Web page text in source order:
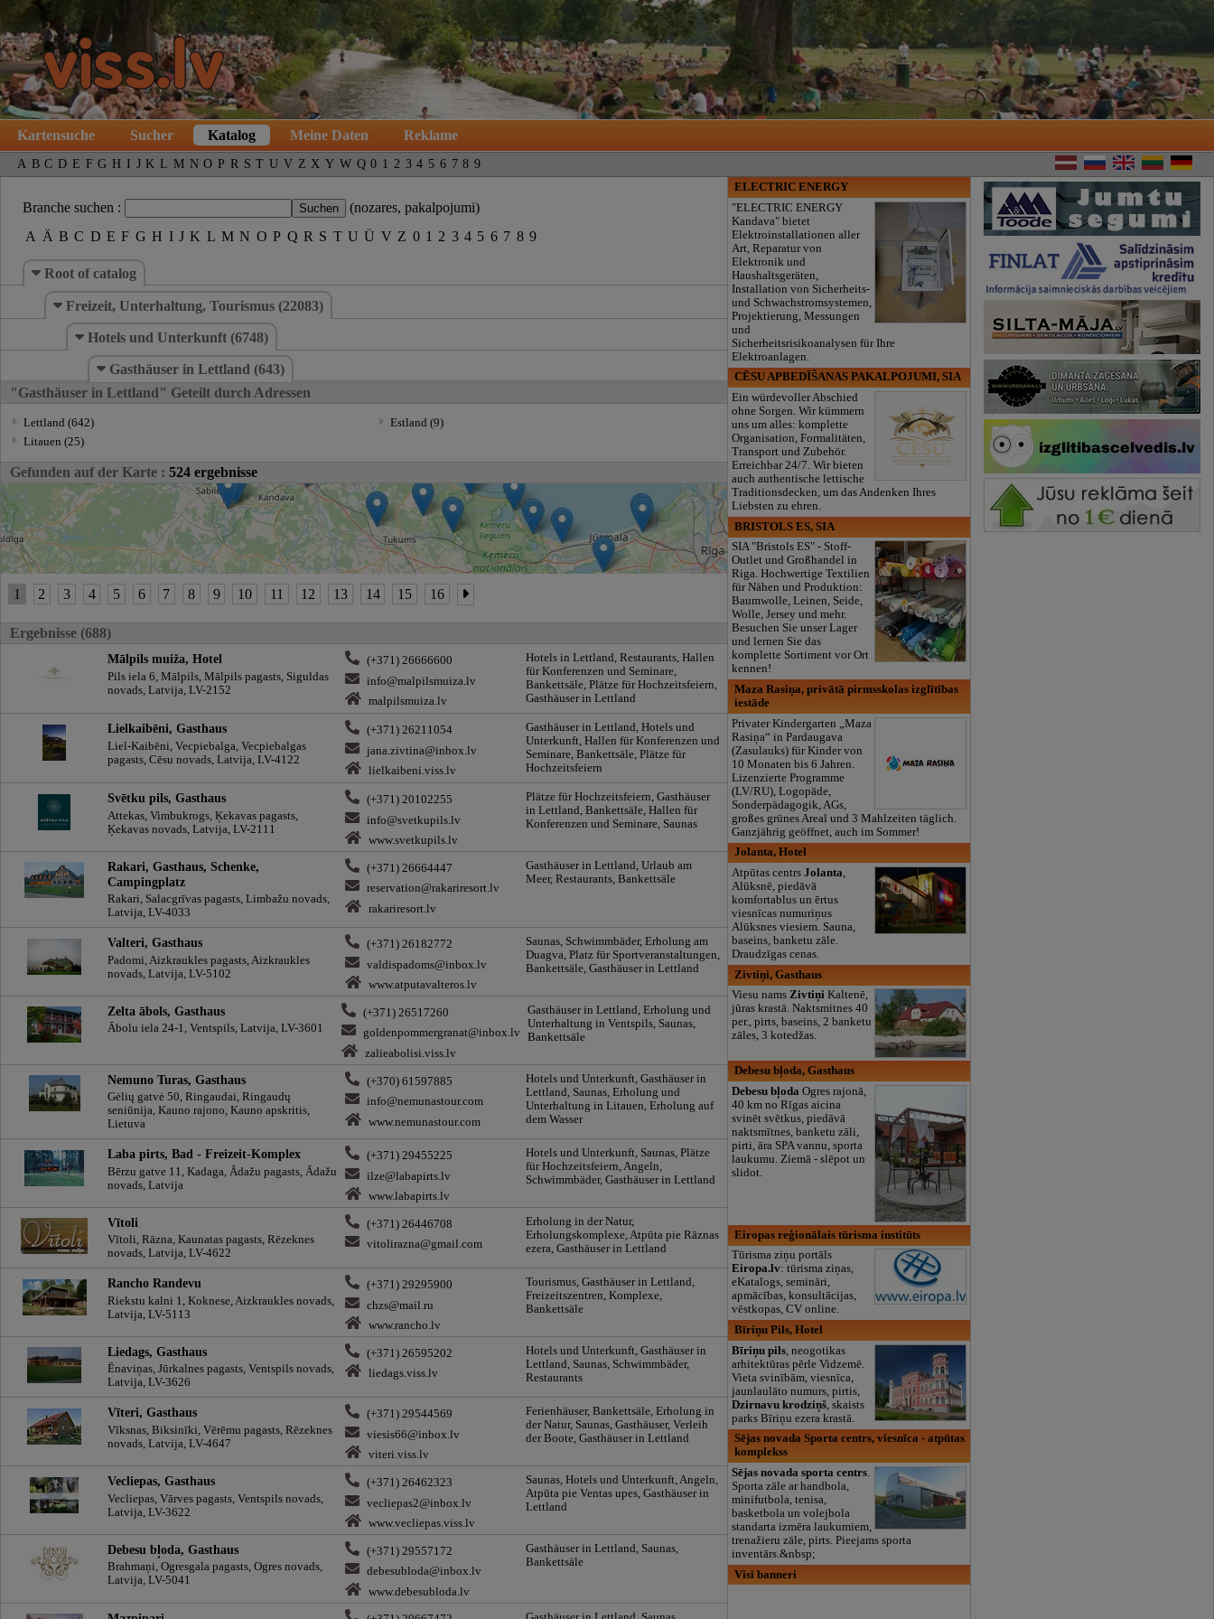
Kartensuche Sucher Katalog Meine Daten Reklame
A B C D E F G H I J K L M N O P R S T U V Z X Y W Q 0 1 2 3 4 5 6 7 8 9
Branche suchen :
(nozares, pakalpojumi)
A Ä B C D E F G H I J K L M N O P Q R S T U Ü V Z 0 1 2 3 4 5 6 7 8 9
Root of catalog
Freizeit, Unterhaltung, Tourismus (22083)
Hotels und Unterkunft (6748)
Gasthäuser in Lettland (643)
"Gasthäuser in Lettland" Geteilt durch Adressen
Lettland (642)
Litauen (25)
Estland (9)
Gefunden auf der Karte : 524 ergebnisse
1 2 3 4 5 6 7 8 9 10 11 12 13 14 15 16
Ergebnisse (688)
Mālpils muiža, Hotel
Pils iela 6, Mālpils, Mālpils pagasts, Siguldas
novads, Latvija, LV-2152
(+371) 26666600
info@malpilsmuiza.lv
malpilsmuiza.lv
Hotels in Lettland, Restaurants, Hallen
für Konferenzen und Seminare,
Bankettsäle, Plätze für Hochzeitsfeiern,
Gasthäuser in Lettland
Lielkaibēni, Gasthaus
Liel-Kaibēni, Vecpiebalga, Vecpiebalgas
pagasts, Cēsu novads, Latvija, LV-4122
(+371) 26211054
jana.zivtina@inbox.lv
lielkaibeni.viss.lv
Gasthäuser in Lettland, Hotels und
Unterkunft, Hallen für Konferenzen und
Seminare, Bankettsäle, Plätze für
Hochzeitsfeiern
Svētku pils, Gasthaus
Attekas, Vimbukrogs, Ķekavas pagasts,
Ķekavas novads, Latvija, LV-2111
(+371) 20102255
info@svetkupils.lv
www.svetkupils.lv
Plätze für Hochzeitsfeiern, Gasthäuser
in Lettland, Bankettsäle, Hallen für
Konferenzen und Seminare, Saunas
Rakari, Gasthaus, Schenke,
Campingplatz
Rakari, Salacgrīvas pagasts, Limbažu novads,
Latvija, LV-4033
(+371) 26664447
reservation@rakariresort.lv
rakariresort.lv
Gasthäuser in Lettland, Urlaub am
Meer, Restaurants, Bankettsäle
Valteri, Gasthaus
Padomi, Aizkraukles pagasts, Aizkraukles
novads, Latvija, LV-5102
(+371) 26182772
valdispadoms@inbox.lv
www.atputavalteros.lv
Saunas, Schwimmbäder, Erholung am
Duagva, Platz für Sportveranstaltungen,
Bankettsäle, Gasthäuser in Lettland
Zelta ābols, Gasthaus
Ābolu iela 24-1, Ventspils, Latvija, LV-3601
(+371) 26517260
goldenpommergranat@inbox.lv
zalieabolisi.viss.lv
Gasthäuser in Lettland, Erholung und
Unterhaltung in Ventspils, Saunas,
Bankettsäle
Nemuno Turas, Gasthaus
Gėlių gatvė 50, Ringaudai, Ringaudų
seniūnija, Kauno rajono, Kauno apskritis,
Lietuva
(+370) 61597885
info@nemunastour.com
www.nemunastour.com
Hotels und Unterkunft, Gasthäuser in
Lettland, Saunas, Erholung und
Unterhaltung in Litauen, Erholung auf
dem Wasser
Laba pirts, Bad - Freizeit-Komplex
Bērzu gatve 11, Kadaga, Ādažu pagasts, Ādažu
novads, Latvija
(+371) 29455225
ilze@labapirts.lv
www.labapirts.lv
Hotels und Unterkunft, Saunas, Plätze
für Hochzeitsfeiern, Angeln,
Schwimmbäder, Gasthäuser in Lettland
Vītoli
Vītoli, Rāzna, Kaunatas pagasts, Rēzeknes
novads, Latvija, LV-4622
(+371) 26446708
vitolirazna@gmail.com
Erholung in der Natur,
Erholungskomplexe, Atpūta pie Rāznas
ezera, Gasthäuser in Lettland
Rancho Randevu
Riekstu kalni 1, Koknese, Aizkraukles novads,
Latvija, LV-5113
(+371) 29295900
chzs@mail.ru
www.rancho.lv
Tourismus, Gasthäuser in Lettland,
Freizeitszentren, Komplexe,
Bankettsäle
Liedags, Gasthaus
Ēnaviņas, Jūrkalnes pagasts, Ventspils novads,
Latvija, LV-3626
(+371) 26595202
liedags.viss.lv
Hotels und Unterkunft, Gasthäuser in
Lettland, Saunas, Schwimmbäder,
Restaurants
Vīteri, Gasthaus
Vīksnas, Biksinīki, Vērēmu pagasts, Rēzeknes
novads, Latvija, LV-4647
(+371) 29544569
viesis66@inbox.lv
viteri.viss.lv
Ferienhäuser, Bankettsäle, Erholung in
der Natur, Saunas, Gasthäuser, Verleih
der Boote, Gasthäuser in Lettland
Vecliepas, Gasthaus
Vecliepas, Vārves pagasts, Ventspils novads,
Latvija, LV-3622
(+371) 26462323
vecliepas2@inbox.lv
www.vecliepas.viss.lv
Saunas, Hotels und Unterkunft, Angeln,
Atpūta pie Ventas upes, Gasthäuser in
Lettland
Debesu bļoda, Gasthaus
Brahmaņi, Ogresgala pagasts, Ogres novads,
Latvija, LV-5041
(+371) 29557172
debesubloda@inbox.lv
www.debesubloda.lv
Gasthäuser in Lettland, Saunas,
Bankettsäle
ELECTRIC ENERGY
"ELECTRIC ENERGY
Kandava" bietet
Elektroinstallationen aller
Art, Reparatur von
Elektronik und
Haushaltsgeräten,
Installation von Sicherheits-
und Schwachstromsystemen,
Projektierung, Messungen
und
Sicherheitsrisikoanalysen für Ihre
Elektroanlagen.
CĒSU APBEDĪŠANAS PAKALPOJUMI, SIA
Ein würdevoller Abschied
ohne Sorgen. Wir kümmern
uns um alles: komplette
Organisation, Formalitäten,
Transport und Zubehör.
Erreichbar 24/7. Wir bieten
auch authentische lettische
Traditionsdecken, um das Andenken Ihres
Liebsten zu ehren.
BRISTOLS ES, SIA
SIA "Bristols ES" - Stoff-
Outlet und Großhandel in
Riga. Hochwertige Textilien
für Nähen und Produktion:
Baumwolle, Leinen, Seide,
Wolle, Jersey und mehr.
Besuchen Sie unser Lager
und lernen Sie das
komplette Sortiment vor Ort
kennen!
Maza Rasiņa, privātā pirmsskolas izglītības
iestāde
Privater Kindergarten „Maza
Rasiņa“ in Pardaugava
(Zasulauks) für Kinder von
10 Monaten bis 6 Jahren.
Lizenzierte Programme
(LV/RU), Logopäde,
Sonderpädagogik, AGs,
großes grünes Areal und 3 Mahlzeiten täglich.
Ganzjährig geöffnet, auch im Sommer!
Jolanta, Hotel
Atpūtas centrsJolanta,
Alūksnē, piedāvā
komfortablus un ērtus
viesnīcas numuriņus
Alūksnes viesiem. Sauna,
baseins, banketu zāle.
Draudzīgas cenas.
Zivtiņi, Gasthaus
Viesu namsZivtiņi Kaltenē,
jūras krastā. Naktsmitnes 40
per., pirts, baseins, 2 banketu
zāles, 3 kotedžas.
Debesu bļoda, Gasthaus
Debesu bļoda Ogres rajonā,
40 km no Rīgas aicina
svinēt svētkus, piedāvā
naktsmītnes, banketu zāli,
pirti, āra SPA vannu, sporta
laukumu. Ziemā - slēpot un
slidot.
Eiropas reģionālais tūrisma institūts
Tūrisma ziņu portāls
Eiropa.lv: tūrisma ziņas,
eKatalogs, semināri,
apmācības, konsultācijas,
vēstkopas, CV online.
Bīriņu Pils, Hotel
Bīriņu pils , neogotikas
arhitektūras pērle Vidzemē.
Vieta svinībām, viesnīca,
jaunlaulāto numurs, pirtis,
Dzirnavu krodziņš , skaists
parks Bīriņu ezera krastā.
Sējas novada Sporta centrs, viesnīca - atpūtas
komplekss
Sējas novada sporta centrs.
Sporta zāle ar handbola,
minifutbola, tenisa,
basketbola un volejbola
standarta izmēra laukumiem,
trenažieru zāle, pirts. Pieejams sporta
inventārs.&nbsp;
Visi banneri